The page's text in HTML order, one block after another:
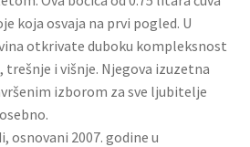
koja osvaja na prvi pogled. U
otkrivate duboku kompleksnost
trešnje i višnje. Njegova izuzetna
izborom za sve ljubitelje
osnovani 2007. godine u